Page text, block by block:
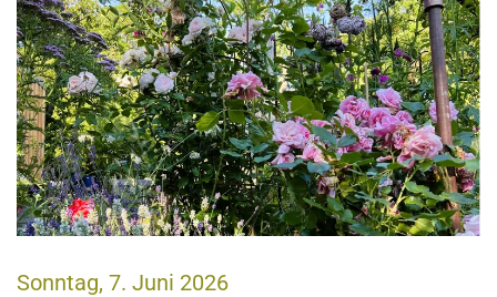
Sonntag, 7. Juni 2026